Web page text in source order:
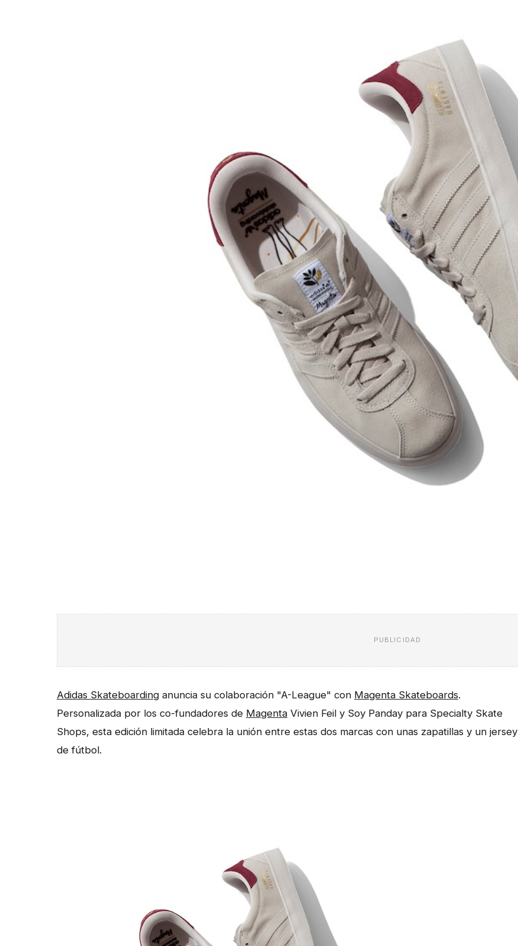
PUBLICIDAD
Adidas Skateboarding anuncia su colaboración "A-League" con Magenta Skateboards.
Personalizada por los co-fundadores de Magenta Vivien Feil y Soy Panday para Specialty Skate
Shops, esta edición limitada celebra la unión entre estas dos marcas con unas zapatillas y un jersey
de fútbol.